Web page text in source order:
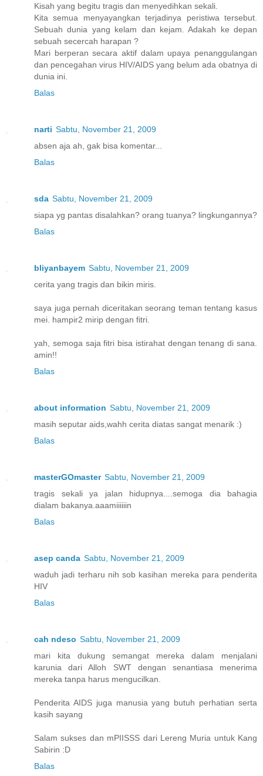
Kisah yang begitu tragis dan menyedihkan sekali.
Kita semua menyayangkan terjadinya peristiwa tersebut.
Sebuah dunia yang kelam dan kejam. Adakah ke depan
sebuah secercah harapan ?
Mari berperan secara aktif dalam upaya penanggulangan
dan pencegahan virus HIV/AIDS yang belum ada obatnya di
dunia ini.
Balas
narti Sabtu, November 21, 2009
absen aja ah, gak bisa komentar...
Balas
sda Sabtu, November 21, 2009
siapa yg pantas disalahkan? orang tuanya? lingkungannya?
Balas
bliyanbayem Sabtu, November 21, 2009
cerita yang tragis dan bikin miris.
saya juga pernah diceritakan seorang teman tentang kasus
mei. hampir2 mirip dengan fitri.
yah, semoga saja fitri bisa istirahat dengan tenang di sana.
amin!!
Balas
about information Sabtu, November 21, 2009
masih seputar aids,wahh cerita diatas sangat menarik :)
Balas
masterGOmaster Sabtu, November 21, 2009
tragis sekali ya jalan hidupnya....semoga dia bahagia
dialam bakanya.aaamiiiiiin
Balas
asep canda Sabtu, November 21, 2009
waduh jadi terharu nih sob kasihan mereka para penderita
HIV
Balas
cah ndeso Sabtu, November 21, 2009
mari kita dukung semangat mereka dalam menjalani
karunia dari Alloh SWT dengan senantiasa menerima
mereka tanpa harus mengucilkan.
Penderita AIDS juga manusia yang butuh perhatian serta
kasih sayang
Salam sukses dan mPIISSS dari Lereng Muria untuk Kang
Sabirin :D
Balas